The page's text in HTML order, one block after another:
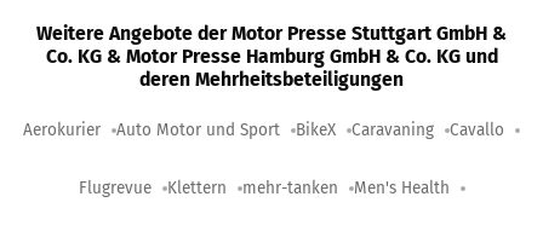
Weitere Angebote der Motor Presse Stuttgart GmbH &
Co. KG & Motor Presse Hamburg GmbH & Co. KG und
deren Mehrheitsbeteiligungen
Aerokurier Auto Motor und Sport BikeX Caravaning Cavallo
Flugrevue Klettern mehr-tanken Men's Health